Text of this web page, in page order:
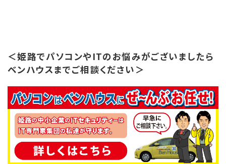
＜姫路でパソコンやITのお悩みがございましたら
ベンハウスまでご相談ください＞